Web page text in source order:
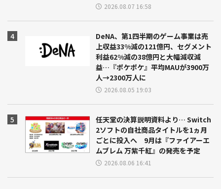
2026.08.07 16:58
DeNA、第1四半期のゲーム事業は売
上収益33%減の121億円、セグメント
利益62%減の38億円と大幅減収減
益…『ポケポケ』平均MAUが3900万
人→2300万人に
2026.08.05 19:03
任天堂の決算説明資料より… Switch
2ソフトの自社商品タイトルを1ヵ月
ごとに投入へ 9月は『ファイアーエ
ムブレム 万紫千紅』の発売を予定
2026.08.06 16:41